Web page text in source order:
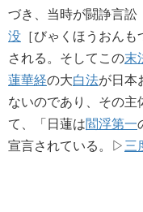
づき、当時が闘諍言訟
没 ［びゃくほうおんも
される。そしてこの末
蓮華経の大白法が日本
ないのであり、その主
て、「日蓮は閻浮第一
宣言されている。▷ 三